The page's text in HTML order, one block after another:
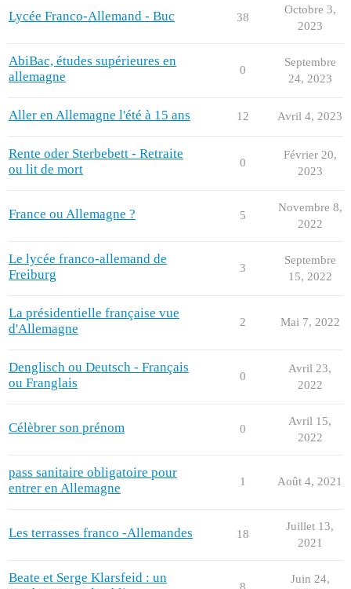
Lycée Franco-Allemand - Buc 38
Octobre 3,
2023
AbiBac, études supérieures en
allemagne
0
Septembre
24, 2023
Aller en Allemagne l'été à 15 ans 12 Avril 4, 2023
Rente oder Sterbebett - Retraite
ou lit de mort
0
Février 20,
2023
France ou Allemagne ? 5
Novembre 8,
2022
Le lycée franco-allemand de
Freiburg
3
Septembre
15, 2022
La présidentielle française vue
d'Allemagne
2 Mai 7, 2022
Denglisch ou Deutsch - Français
ou Franglais
0
Avril 23,
2022
Célèbrer son prénom 0
Avril 15,
2022
pass sanitaire obligatoire pour
entrer en Allemagne
1 Août 4, 2021
Les terrasses franco -Allemandes 18
Juillet 13,
2021
Beate et Serge Klarsfeid : un
8
Juin 24,